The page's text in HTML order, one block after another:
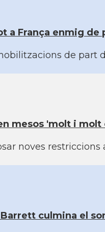
a França enmig
de part
mesos 'molt i
noves
culmina el